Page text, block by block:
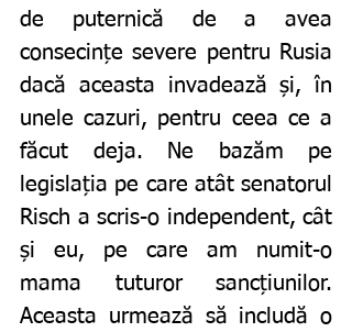
de puternică de a avea
consecințe severe pentru Rusia
dacă aceasta invadează și, în
unele cazuri, pentru ceea ce a
făcut deja. Ne bazăm pe
legislația pe care atât senatorul
Risch a scris-o independent, cât
și eu, pe care am numit-o
mama tuturor sancțiunilor.
Aceasta urmează să includă o